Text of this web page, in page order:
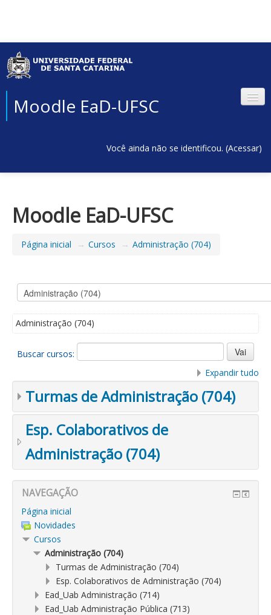
Moodle EaD-UFSC
Você ainda não se identificou. (Acessar)
Moodle EaD-UFSC
Página inicial → Cursos → Administração (704)
Administração (704)
Buscar cursos:
Expandir tudo
Turmas de Administração (704)
Esp. Colaborativos de
Administração (704)
NAVEGAÇÃO
Página inicial
Novidades
Cursos
Administração (704)
Turmas de Administração (704)
Esp. Colaborativos de Administração (704)
Ead_Uab Administração (714)
Ead_Uab Administração Pública (713)